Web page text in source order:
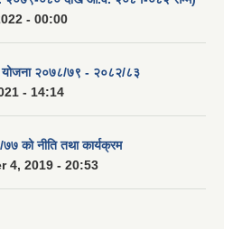
- 00:00
योजना २०७८/७९ - २०८२/८३
- 14:14
को नीति तथा कार्यक्रम
4, 2019 - 20:53